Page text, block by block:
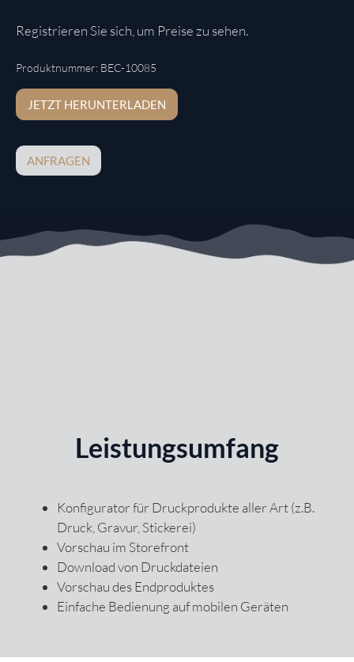
Registrieren Sie sich, um Preise zu sehen.
Produktnummer: BEC-10085
JETZT HERUNTERLADEN
ANFRAGEN
Leistungsumfang
Konfigurator für Druckprodukte aller Art (z.B.
Druck, Gravur, Stickerei)
Vorschau im Storefront
Download von Druckdateien
Vorschau des Endproduktes
Einfache Bedienung auf mobilen Geräten